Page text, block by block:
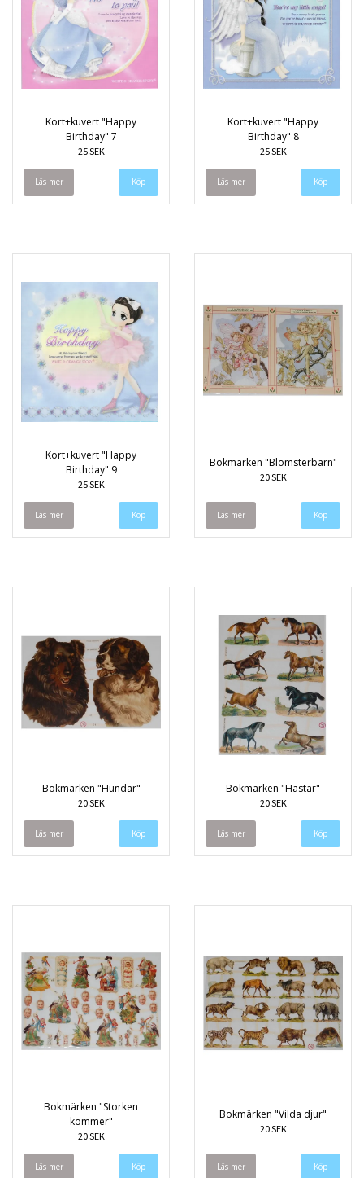
Kort+kuvert "Happy
Birthday" 7
25 SEK
Läs mer
Kort+kuvert "Happy
Birthday" 8
25 SEK
Läs mer
Kort+kuvert "Happy
Birthday" 9
25 SEK
Läs mer
Bokmärken "Blomsterbarn"
20 SEK
Läs mer
Bokmärken "Hundar"
20 SEK
Läs mer
Bokmärken "Hästar"
20 SEK
Läs mer
Bokmärken "Storken
kommer"
20 SEK
Läs mer
Bokmärken "Vilda djur"
20 SEK
Läs mer